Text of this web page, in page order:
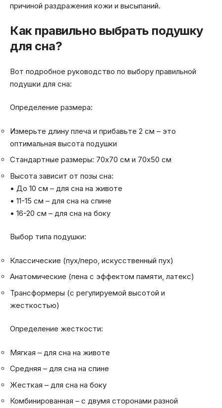
причиной раздражения кожи и высыпаний.
Как правильно выбрать подушку
для сна?
Вот подробное руководство по выбору правильной
подушки для сна:
Определение размера:
Измерьте длину плеча и прибавьте 2 см – это
оптимальная высота подушки
Стандартные размеры: 70х70 см и 70х50 см
Высота зависит от позы сна:
• До 10 см – для сна на животе
• 11-15 см – для сна на спине
• 16-20 см – для сна на боку
Выбор типа подушки:
Классические (пух/перо, искусственный пух)
Анатомические (пена с эффектом памяти, латекс)
Трансформеры (с регулируемой высотой и
жесткостью)
Определение жесткости:
Мягкая – для сна на животе
Средняя – для сна на спине
Жесткая – для сна на боку
Комбинированная – с двумя сторонами разной